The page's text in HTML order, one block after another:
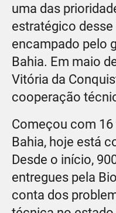
uma das
estratégico
encampado pelo
Bahia. Em maio
Vitória da
cooperação
Começou com
Bahia, hoje está
Desde o início,
entregues pela
conta dos